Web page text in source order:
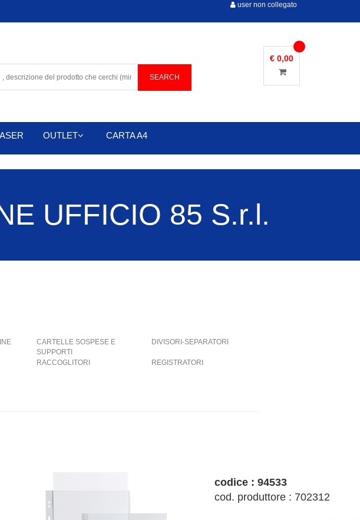
user non collegato
€ 0,00
OUTLET CARTA A4
UFFICIO 85 S.r.l.
CARTELLE SOSPESE E
SUPPORTI
DIVISORI-SEPARATORI
RACCOGLITORI REGISTRATORI
codice : 94533
cod. produttore : 702312